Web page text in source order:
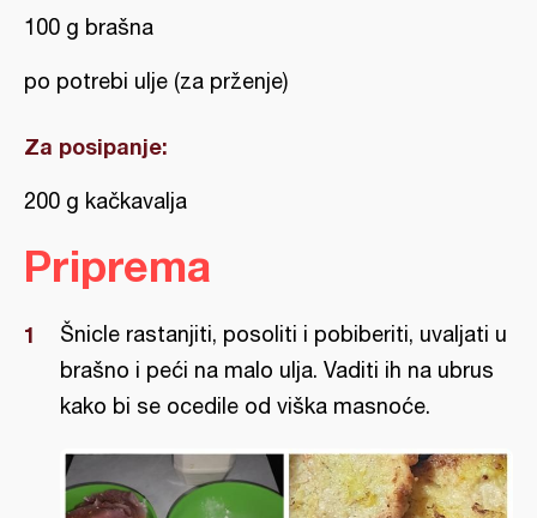
100 g brašna
po potrebi ulje (za prženje)
Za posipanje:
200 g kačkavalja
Priprema
Šnicle rastanjiti, posoliti i pobiberiti, uvaljati u
brašno i peći na malo ulja. Vaditi ih na ubrus
kako bi se ocedile od viška masnoće.